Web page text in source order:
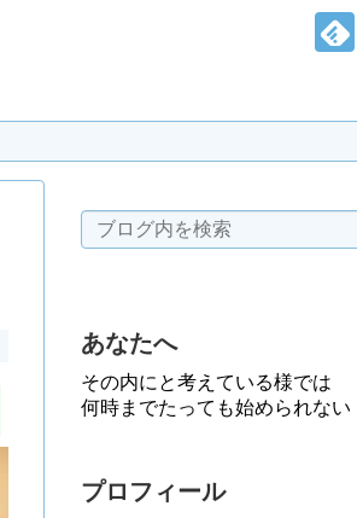
あなたへ
その内にと考えている様では
何時までたっても始められない
プロフィール